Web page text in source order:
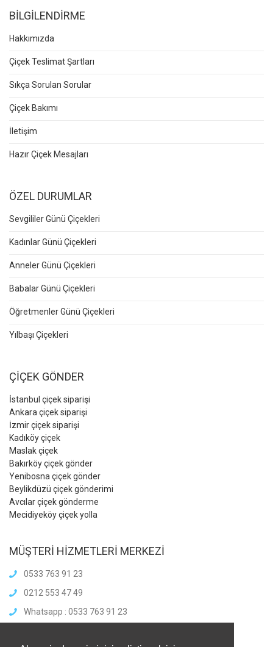
BİLGİLENDİRME
Hakkımızda
Çiçek Teslimat Şartları
Sıkça Sorulan Sorular
Çiçek Bakımı
İletişim
Hazır Çiçek Mesajları
ÖZEL DURUMLAR
Sevgililer Günü Çiçekleri
Kadınlar Günü Çiçekleri
Anneler Günü Çiçekleri
Babalar Günü Çiçekleri
Öğretmenler Günü Çiçekleri
Yılbaşı Çiçekleri
ÇİÇEK GÖNDER
İstanbul çiçek siparişi
Ankara çiçek siparişi
İzmir çiçek siparişi
Kadıköy çiçek
Maslak çiçek
Bakırköy çiçek gönder
Yenibosna çiçek gönder
Beylikdüzü çiçek gönderimi
Avcılar çiçek gönderme
Mecidiyeköy çiçek yolla
MÜŞTERİ HİZMETLERİ MERKEZİ
0533 763 91 23
0212 553 47 49
Whatsapp : 0533 763 91 23